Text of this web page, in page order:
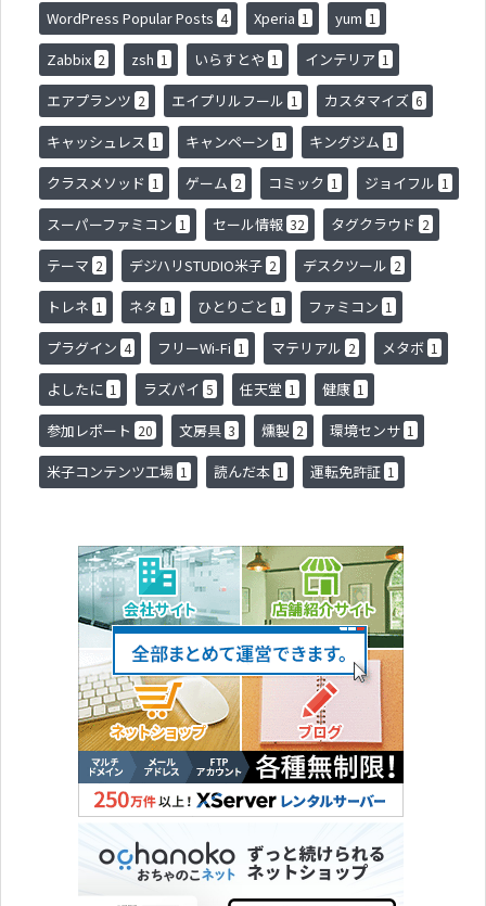
WordPress Popular Posts 4 Xperia 1 yum 1
Zabbix 2 zsh 1 いらすとや 1 インテリア 1
エアプランツ 2 エイプリルフール 1 カスタマイズ 6
キャッシュレス 1 キャンペーン 1 キングジム 1
クラスメソッド 1 ゲーム 2 コミック 1 ジョイフル 1
スーパーファミコン 1 セール情報 32 タグクラウド 2
テーマ 2 デジハリSTUDIO米子 2 デスクツール 2
トレネ 1 ネタ 1 ひとりごと 1 ファミコン 1
プラグイン 4 フリーWi-Fi 1 マテリアル 2 メタボ 1
よしたに 1 ラズパイ 5 任天堂 1 健康 1
参加レポート 20 文房具 3 燻製 2 環境センサ 1
米子コンテンツ工場 1 読んだ本 1 運転免許証 1